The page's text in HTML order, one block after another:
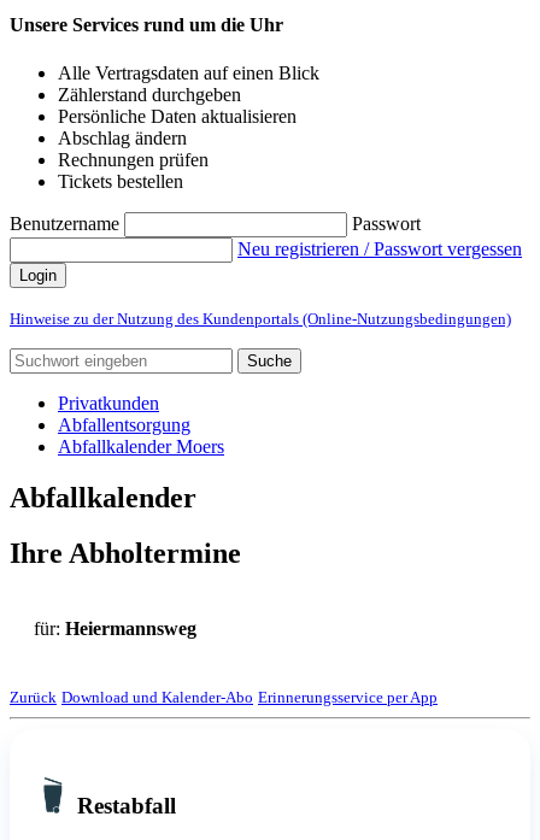
Unsere Services rund um die Uhr
Alle Vertragsdaten auf einen Blick
Zählerstand durchgeben
Persönliche Daten aktualisieren
Abschlag ändern
Rechnungen prüfen
Tickets bestellen
Benutzername
Passwort
Neu registrieren / Passwort vergessen
Login
Hinweise zu der Nutzung des Kundenportals (Online-Nutzungsbedingungen)
Suche
Privatkunden
Abfallentsorgung
Abfallkalender Moers
Abfallkalender
Ihre Abholtermine
für: Heiermannsweg
Zurück Download und Kalender-Abo Erinnerungsservice per App
Restabfall